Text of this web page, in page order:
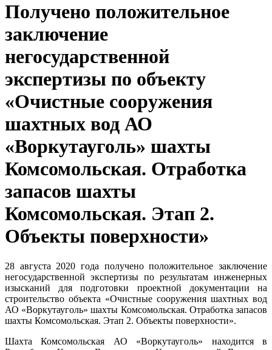
Получено положительное
заключение
негосударственной
экспертизы по объекту
«Очистные сооружения
шахтных вод АО
«Воркутауголь» шахты
Комсомольская. Отработка
запасов шахты
Комсомольская. Этап 2.
Объекты поверхности»
28 августа 2020 года получено положительное заключение
негосударственной экспертизы по результатам инженерных
изысканий для подготовки проектной документации на
строительство объекта «Очистные сооружения шахтных вод
АО «Воркутауголь» шахты Комсомольская. Отработка запасов
шахты Комсомольская. Этап 2. Объекты поверхности».
Шахта Комсомольская АО «Воркутауголь» находится в